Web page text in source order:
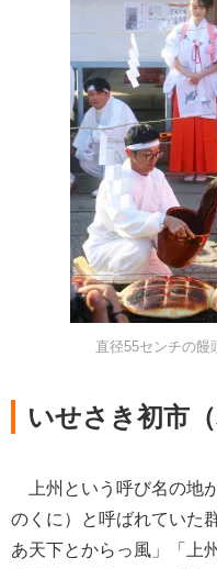
直径55センチの饅
いせさき初市
上州という呼び名の地
のくに）と呼ばれていた
あ天下とからっ風」「上